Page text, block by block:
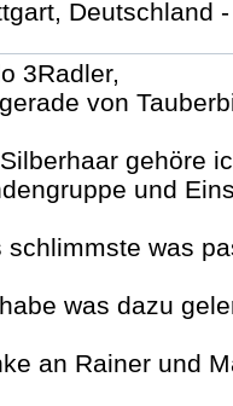
Deutschland
3Radler,
von
gehöre
und
schlimmste was
was dazu
an Rainer und